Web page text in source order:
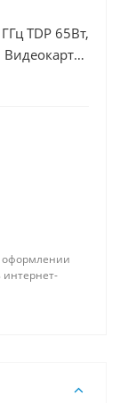
TDP 65Вт,
оформлении
интернет-